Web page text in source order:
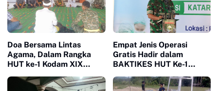
Doa Bersama Lintas
Agama, Dalam Rangka
HUT ke-1 Kodam XIX
Teguhkan Semangat
Empat Jenis Operasi
Gratis Hadir dalam
BAKTIKES HUT Ke-1
Tambusai